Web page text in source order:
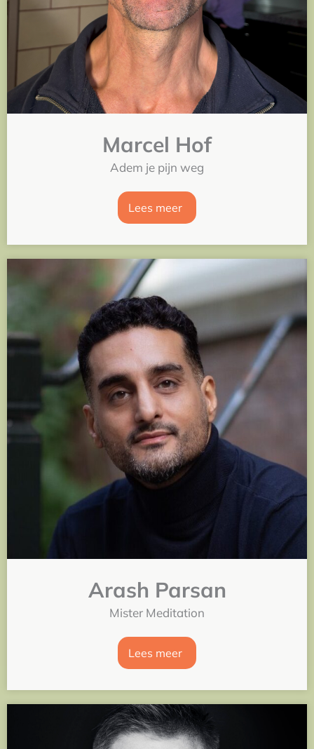
Marcel Hof
Adem je pijn weg
Lees meer
Arash Parsan
Mister Meditation
Lees meer